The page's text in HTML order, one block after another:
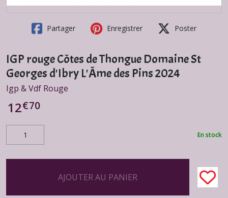
Partager Enregistrer Poster
IGP rouge Côtes de Thongue Domaine St
Georges d'Ibry L'Âme des Pins 2024
Igp & Vdf Rouge
12€70
En stock
AJOUTER AU PANIER